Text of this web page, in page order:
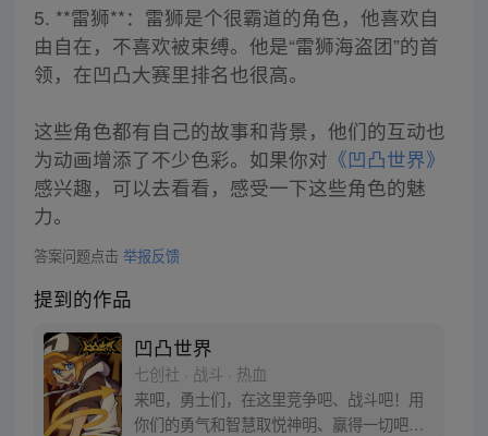
5. **雷狮**：雷狮是个很霸道的角色，他喜欢自
由自在，不喜欢被束缚。他是“雷狮海盗团”的首
领，在凹凸大赛里排名也很高。
这些角色都有自己的故事和背景，他们的互动也
为动画增添了不少色彩。如果你对 《凹凸世界》
感兴趣，可以去看看，感受一下这些角色的魅
力。
答案问题点击 举报反馈
提到的作品
凹凸世界
七创社 · 战斗 · 热血
来吧，勇士们，在这里竞争吧、战斗吧！用
你们的勇气和智慧取悦神明、赢得一切吧！